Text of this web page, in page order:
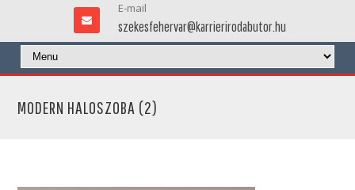
E-mail
szekesfehervar@karrierirodabutor.hu
MODERN HALOSZOBA (2)